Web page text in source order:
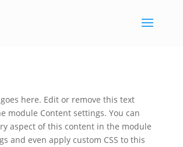
here. Edit or remove this text
module Content settings. You can
aspect of this content in the module
and even apply custom CSS to this